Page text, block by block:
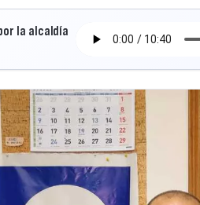
la alcaldía